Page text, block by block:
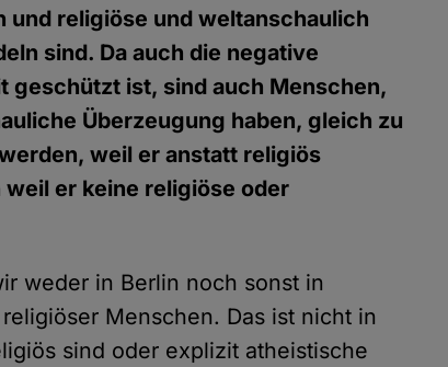
und religiöse und weltanschaulich
sind. Da auch die negative
geschützt ist, sind auch Menschen,
Überzeugung haben, gleich zu
weil er anstatt religiös
er keine religiöse oder
weder in Berlin noch sonst in
Menschen. Das ist nicht in
sind oder explizit atheistische